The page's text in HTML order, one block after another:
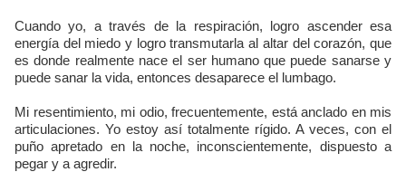
Cuando yo, a través de la respiración, logro ascender esa
energía del miedo y logro transmutarla al altar del corazón, que
es donde realmente nace el ser humano que puede sanarse y
puede sanar la vida, entonces desaparece el lumbago.
Mi resentimiento, mi odio, frecuentemente, está anclado en mis
articulaciones. Yo estoy así totalmente rígido. A veces, con el
puño apretado en la noche, inconscientemente, dispuesto a
pegar y a agredir.